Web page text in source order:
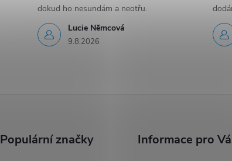
Lucie Nĕmcová
9.8.2026
dokud ho nesundám a neotřu.
Populární značky Informace pro